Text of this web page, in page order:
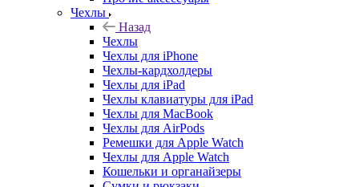
Чехлы
Назад
Чехлы
Чехлы для iPhone
Чехлы-кардхолдеры
Чехлы для iPad
Чехлы клавиатуры для iPad
Чехлы для MacBook
Чехлы для AirPods
Ремешки для Apple Watch
Чехлы для Apple Watch
Кошельки и органайзеры